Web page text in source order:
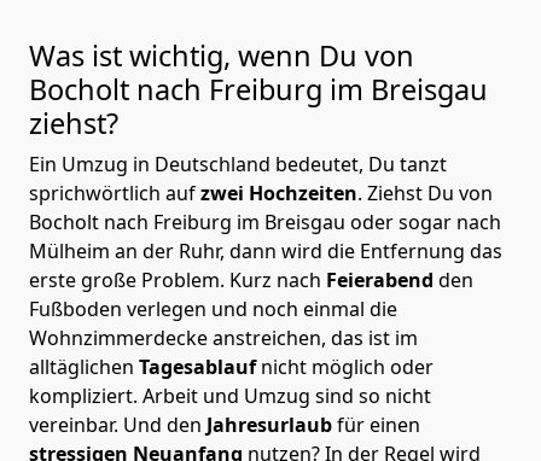
Was ist wichtig, wenn Du von
Bocholt nach Freiburg im Breisgau
ziehst?
Ein Umzug in Deutschland bedeutet, Du tanzt
sprichwörtlich aufzwei Hochzeiten. Ziehst Du von
Bocholt nach Freiburg im Breisgau oder sogar nach
Mülheim an der Ruhr, dann wird die Entfernung das
erste große Problem. Kurz nach Feierabend den
Fußboden verlegen und noch einmal die
Wohnzimmerdecke anstreichen, das ist im
alltäglichen Tagesablaufnicht möglich oder
kompliziert. Arbeit und Umzug sind so nicht
vereinbar. Und den Jahresurlaubfür einen
stressigen Neuanfang nutzen? In der Regel wird